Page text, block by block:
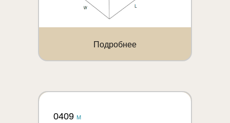
Подробнее
0409 M